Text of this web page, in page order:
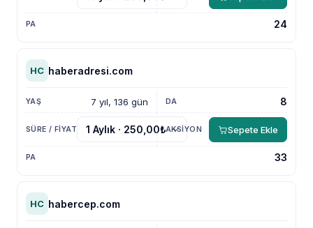
24
HC haberadresi.com
7 yıl, 136 gün 8
33
Sepete Ekle
HC habercep.com